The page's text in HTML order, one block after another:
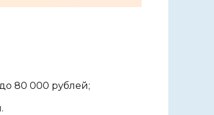
80 000 рублей;